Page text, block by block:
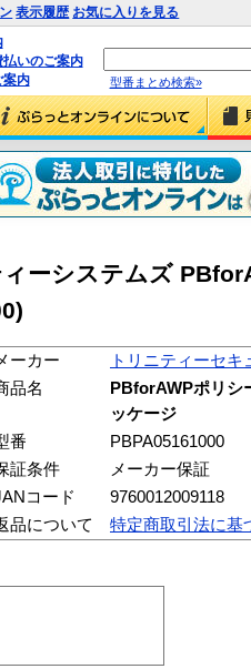
表示履歴 お気に入りを見る
いのご案内
案内
型番まとめ検索»
ーシステムズ
ーカー
トリニティーセ
品名
PBforAWPポリシ
ッケージ
番
PBPA05161000
証条件
メーカー保証
コード
9760012009118
品について
特定商取引法に基